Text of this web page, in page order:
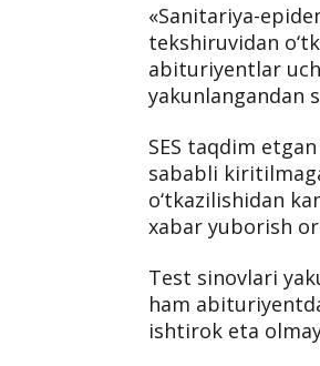
«Sanitariya-
tekshiruvidan
abituriyentlar
yakunlangandan
SES taqdim
sababli
o‘tkazilishidan
xabar yuborish
Test sinovlari
ham
ishtirok eta